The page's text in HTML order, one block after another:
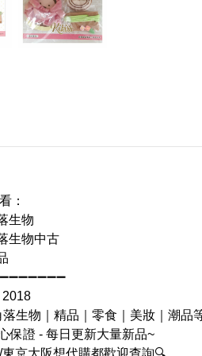
：
生物
生物中古
2018
落生物｜精品｜零食｜美妝｜潮品
保證 - 每日更新大量新品~
京大阪想代購都歡迎查詢🔍